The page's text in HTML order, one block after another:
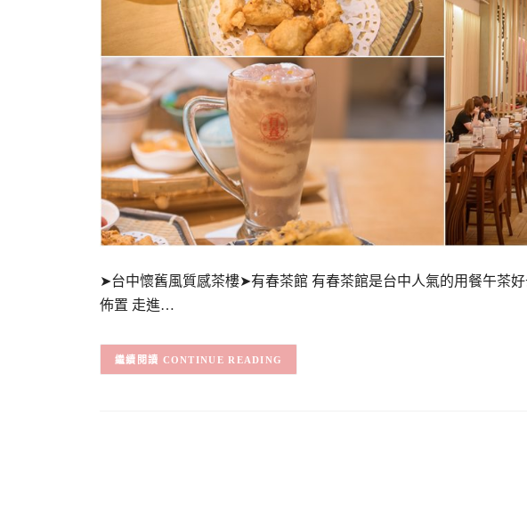
➤台中懷舊風質感茶樓➤有春茶館 有春茶館是台中人氣的用餐午茶
佈置 走進…
CONTINUE READING